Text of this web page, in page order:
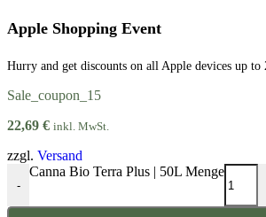
Apple Shopping Event
Hurry and get discounts on all Apple devices up to
Sale_coupon_15
22,69 € inkl. MwSt.
zzgl. Versand
-
Canna Bio Terra Plus | 50L Menge